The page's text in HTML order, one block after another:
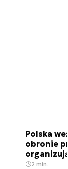
Polska
obronie
2 min.